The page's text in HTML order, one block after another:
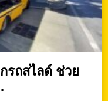
รถสไลด์ ช่วย